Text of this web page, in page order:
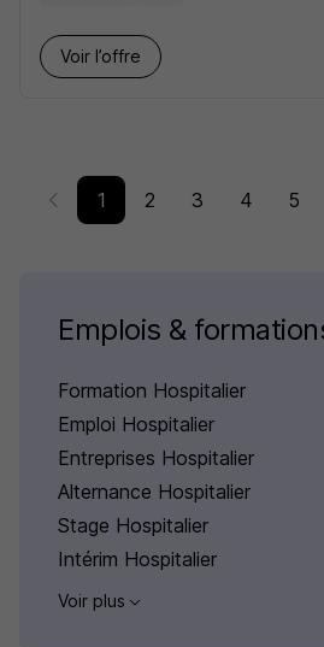
Voir l’offre
1 2 3 4 5
Emplois &
Formation Hospitalier
Emploi Hospitalier
Entreprises Hospitalier
Alternance Hospitalier
Stage Hospitalier
Intérim Hospitalier
Voir plus